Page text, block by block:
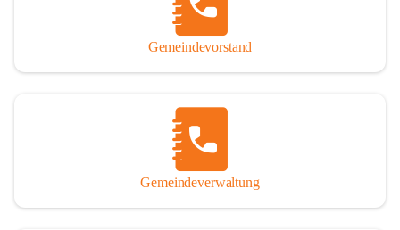
Unanbringlichkeit von Produkten. Daher wurde der
Anschluss an das Deutsche Reich begrüßt. Als der Zweite
Weltkrieg ausbrach, schwang die Stimmung um. Es starben
26 Männer an der Front, weitere 16 werden vermisst.
Von 1971 bis 1991 gehörte Wörterberg zur Gemeinde
Ollersdorf. Durch den Einsatz von mehreren Ortsansässigen
wurde Wörterberg 1991 wieder eine eigenständige
Gemeindevorstand
Gemeindeverwaltung